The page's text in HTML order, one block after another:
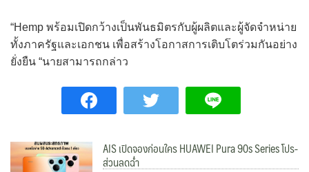
“Hemp พร้อมเปิดกว้างเป็นพันธมิตรกับผู้ผลิตและผู้จัดจำหน่าย
ทั้งภาครัฐและเอกชน เพื่อสร้างโอกาสการเติบโตร่วมกันอย่าง
ยั่งยืน “นายสามารถกล่าว
AIS เปิดจองก่อนใคร HUAWEI Pura 90s Series โปร-
ส่วนลดฉ่ำ